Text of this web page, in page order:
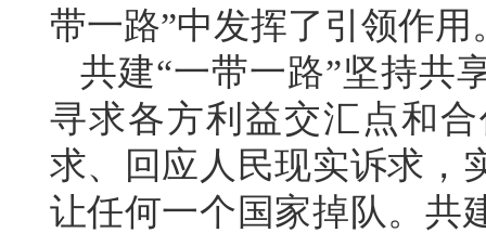
带一路”中发挥了引领作用
共建“一带一路”坚持共
寻求各方利益交汇点和
求、回应人民现实诉求，
让任何一个国家掉队。共